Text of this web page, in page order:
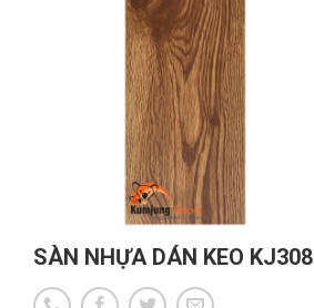
SÀN NHỰA DÁN KEO KJ308